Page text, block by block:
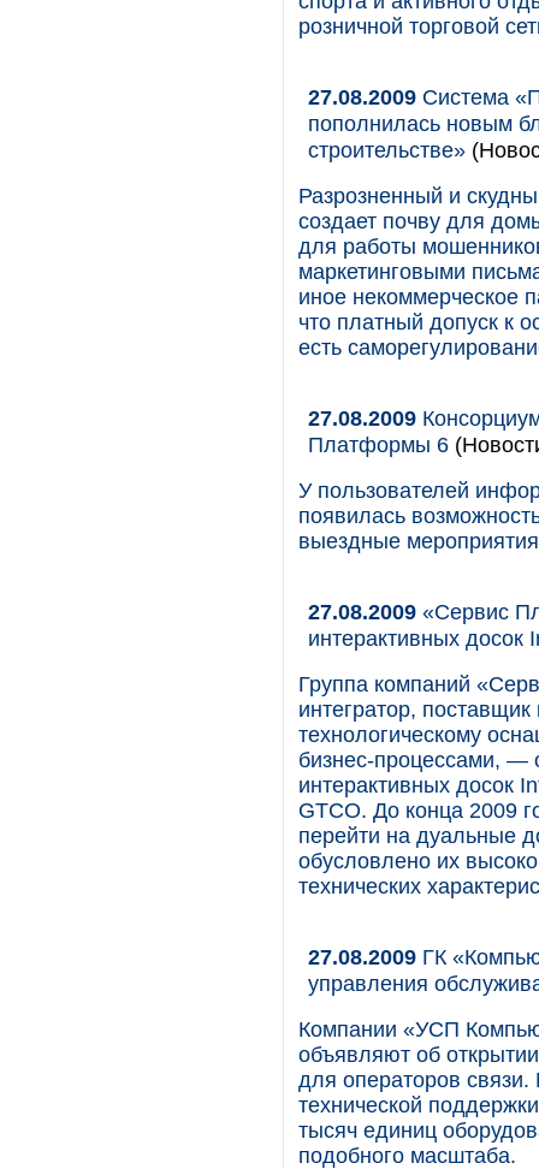
розничной торговой
27.08.2009 Система
пополнилась новым
строительстве»
Разрозненный и
создает почву для
для работы
маркетинговыми
иное некоммерческое
что платный допуск к
есть
27.08.2009
Платформы 6
У пользователей
появилась
выездные
27.08.2009 «Сервис
интерактивных досок
Группа компаний
интегратор,
технологическому
бизнес-процессами, —
интерактивных досок
GTCO. До конца 2009
перейти на дуальные
обусловлено их
технических
27.08.2009 ГК
управления
Компании «УСП
объявляют об
для операторов связи.
технической
тысяч единиц
подобного масштаба.